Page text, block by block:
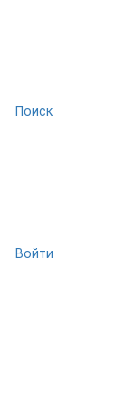
Поиск
Войти